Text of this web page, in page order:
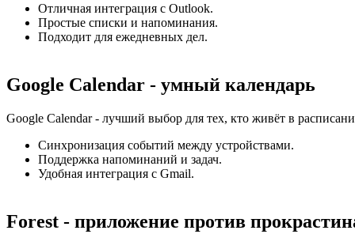
Отличная интеграция с Outlook.
Простые списки и напоминания.
Подходит для ежедневных дел.
Google Calendar - умный календарь
Google Calendar - лучший выбор для тех, кто живёт в
Синхронизация событий между устройствами.
Поддержка напоминаний и задач.
Удобная интеграция с Gmail.
Forest - приложение против